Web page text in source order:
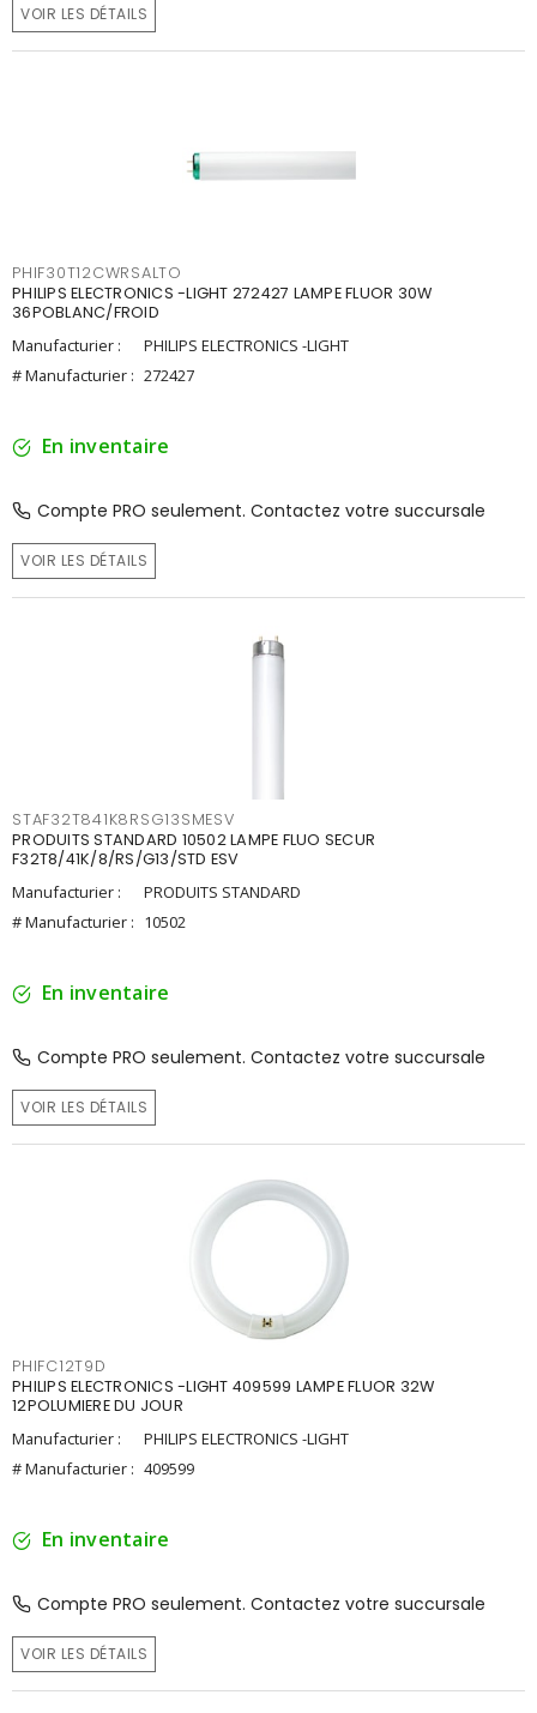
VOIR LES DÉTAILS
PHIF30T12CWRSALTO
PHILIPS ELECTRONICS -LIGHT 272427 LAMPE FLUOR 30W
36POBLANC/FROID
Manufacturier :
PHILIPS ELECTRONICS -LIGHT
# Manufacturier : 272427
En inventaire
Compte PRO seulement. Contactez votre succursale
VOIR LES DÉTAILS
STAF32T841K8RSG13SMESV
PRODUITS STANDARD 10502 LAMPE FLUO SECUR
F32T8/41K/8/RS/G13/STD ESV
Manufacturier :
PRODUITS STANDARD
# Manufacturier : 10502
En inventaire
Compte PRO seulement. Contactez votre succursale
VOIR LES DÉTAILS
PHIFC12T9D
PHILIPS ELECTRONICS -LIGHT 409599 LAMPE FLUOR 32W
12POLUMIERE DU JOUR
Manufacturier :
PHILIPS ELECTRONICS -LIGHT
# Manufacturier : 409599
En inventaire
Compte PRO seulement. Contactez votre succursale
VOIR LES DÉTAILS